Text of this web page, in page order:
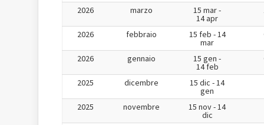
2026 marzo 15 mar -
14 apr
2026 febbraio 15 feb - 14
mar
2026 gennaio 15 gen -
14 feb
2025 dicembre 15 dic - 14
gen
2025 novembre 15 nov - 14
dic